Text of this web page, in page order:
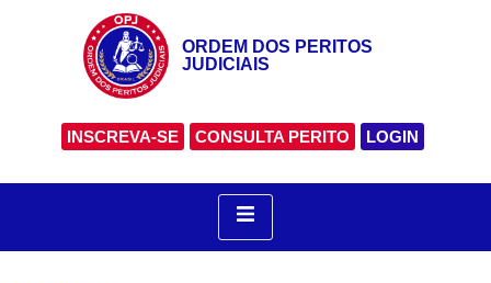
ORDEM DOS PERITOS
JUDICIAIS
INSCREVA-SE CONSULTA PERITO LOGIN